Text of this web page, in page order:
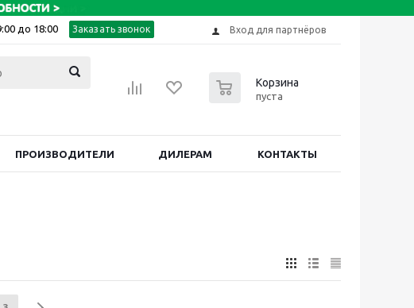
до 18:00 Заказать звонок Вход для партнёров
Корзина
пуста
ПРОИЗВОДИТЕЛИ ДИЛЕРАМ КОНТАКТЫ